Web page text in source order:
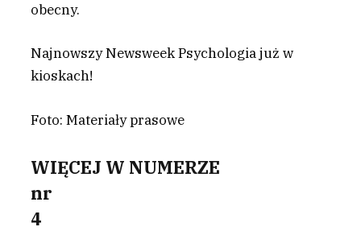
obecny.
Najnowszy Newsweek Psychologia już w
kioskach!
Foto: Materiały prasowe
WIĘCEJ W NUMERZE
nr
4